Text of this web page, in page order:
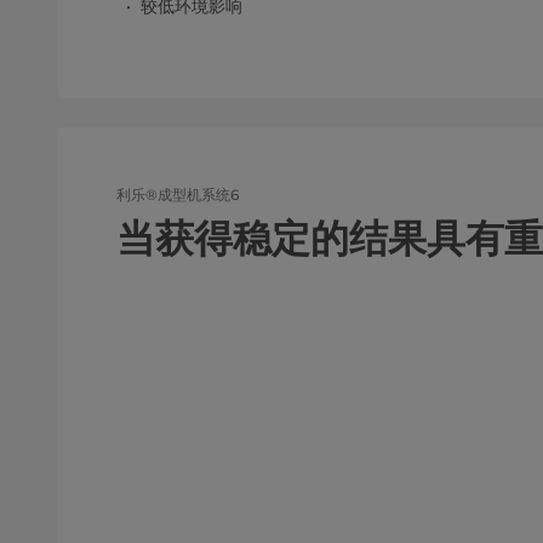
较低环境影响
利乐®成型机系统6
当获得稳定的结果具有